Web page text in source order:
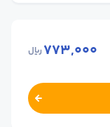
773,000ریال